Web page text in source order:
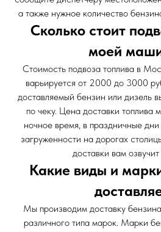
а также нужное количество
Сколько стоит
моей
Стоимость подвоза топлива в
варьируется от 2000 до 3000
доставляемый бензин или дизель
по чеку. Цена доставки топлива
ночное время, в праздничные
загруженности на дорогах
доставки вам
Какие виды и
Мы производим доставку
различного типа марок. Марки